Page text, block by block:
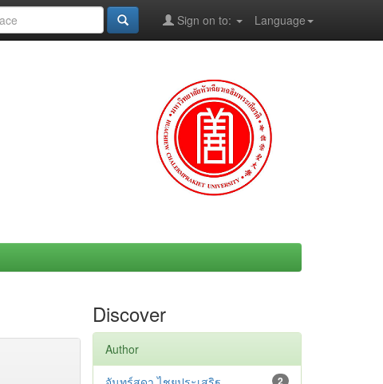
Language
Sign on to:
Discover
Author
2